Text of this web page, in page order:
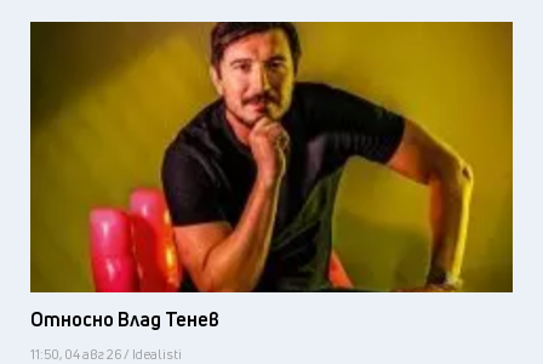
Относно Влад Тенев
11:50, 04 авг 26 / Idealisti